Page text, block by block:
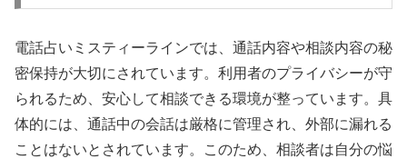
電話占いミスティーラインでは、通話内容や相談内容の秘
密保持が大切にされています。利用者のプライバシーが守
られるため、安心して相談できる環境が整っています。具
体的には、通話中の会話は厳格に管理され、外部に漏れる
ことはないとされています。このため、相談者は自分の悩